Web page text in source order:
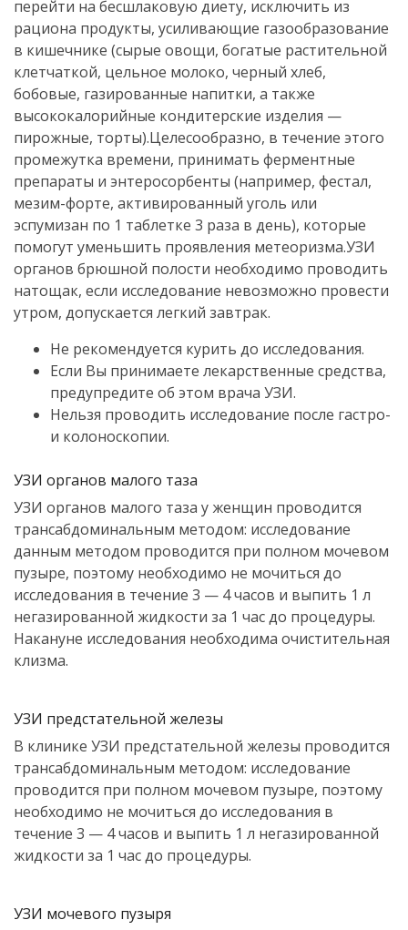
перейти на бесшлаковую диету, исключить из
рациона продукты, усиливающие газообразование
в кишечнике (сырые овощи, богатые растительной
клетчаткой, цельное молоко, черный хлеб,
бобовые, газированные напитки, а также
высококалорийные кондитерские изделия —
пирожные, торты).Целесообразно, в течение этого
промежутка времени, принимать ферментные
препараты и энтеросорбенты (например, фестал,
мезим-форте, активированный уголь или
эспумизан по 1 таблетке 3 раза в день), которые
помогут уменьшить проявления метеоризма.УЗИ
органов брюшной полости необходимо проводить
натощак, если исследование невозможно провести
утром, допускается легкий завтрак.
Не рекомендуется курить до исследования.
Если Вы принимаете лекарственные средства,
предупредите об этом врача УЗИ.
Нельзя проводить исследование после гастро-
и колоноскопии.
УЗИ органов малого таза
УЗИ органов малого таза у женщин проводится
трансабдоминальным методом: исследование
данным методом проводится при полном мочевом
пузыре, поэтому необходимо не мочиться до
исследования в течение 3 — 4 часов и выпить 1 л
негазированной жидкости за 1 час до процедуры.
Накануне исследования необходима очистительная
клизма.
УЗИ предстательной железы
В клинике УЗИ предстательной железы проводится
трансабдоминальным методом: исследование
проводится при полном мочевом пузыре, поэтому
необходимо не мочиться до исследования в
течение 3 — 4 часов и выпить 1 л негазированной
жидкости за 1 час до процедуры.
УЗИ мочевого пузыря